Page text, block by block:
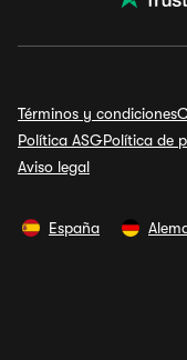
Términos y condiciones
Política ASGPolítica de
Aviso legal
España